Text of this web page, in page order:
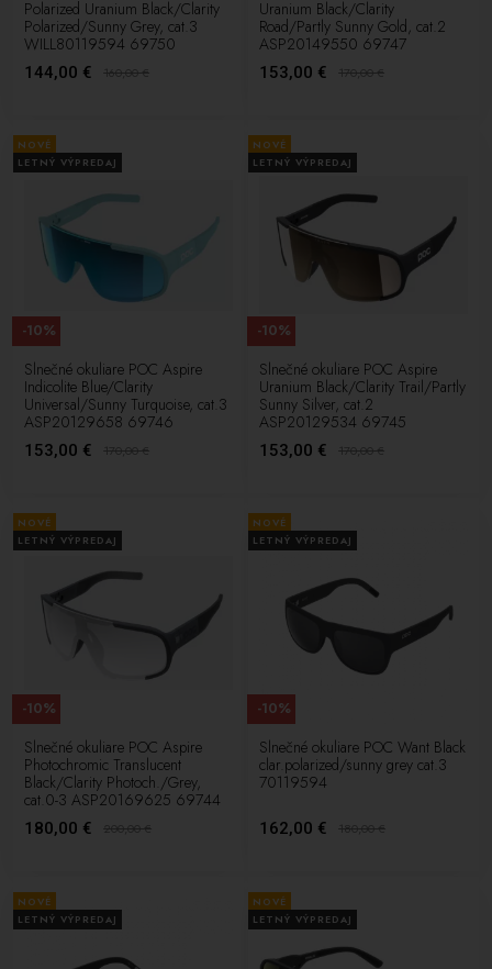
bez rušivých odleskov alebo škvŕn na sklách.
Niektoré modely POC slnečných okuliarov majú fotochromatické
jasné videnie v rôznych situáciách, či už ste na slnku, v oblačnom
počasí alebo pri západe slnka.
Slnečné okuliare
od značky POC sú kombináciou výbornej ochrany
zraku, kvalitného dizajnu a vysoko výkonných šošoviek. Bez ohľadu
na to, aký šport uprednostňujete, tieto okuliare vám pomôžu užívať
si ho naplno pri optimálnom zornom poli a bez obáv o svoje oči.
Polarized Uranium Black/Clarity
Polarized/Sunny Grey, cat.3
WILL80119594 69750
144,00 € 160,00€
Uranium Black/Clarity
Road/Partly Sunny Gold, cat.2
ASP20149550 69747
153,00 € 170,00€
NOVÉ
LETNÝ VÝPREDAJ
Slnečné okuliare POC Aspire
Indicolite Blue/Clarity
Universal/Sunny Turquoise, cat.3
ASP20129658 69746
153,00 € 170,00€
-10%
NOVÉ
LETNÝ VÝPREDAJ
Slnečné okuliare POC Aspire
Uranium Black/Clarity Trail/Partly
Sunny Silver, cat.2
ASP20129534 69745
153,00 € 170,00€
-10%
NOVÉ
LETNÝ VÝPREDAJ
Slnečné okuliare POC Aspire
Photochromic Translucent
Black/Clarity Photoch./Grey,
cat.0-3 ASP20169625 69744
180,00 € 200,00€
-10%
NOVÉ
LETNÝ VÝPREDAJ
Slnečné okuliare POC Want Black
clar.polarized/sunny grey cat.3
70119594
162,00 € 180,00€
-10%
NOVÉ
LETNÝ VÝPREDAJ
NOVÉ
LETNÝ VÝPREDAJ